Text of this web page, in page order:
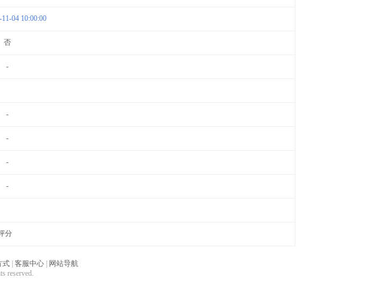
04 10:00:00
否
-
-
-
-
-
分
式 客服中心
网站导航
reserved.